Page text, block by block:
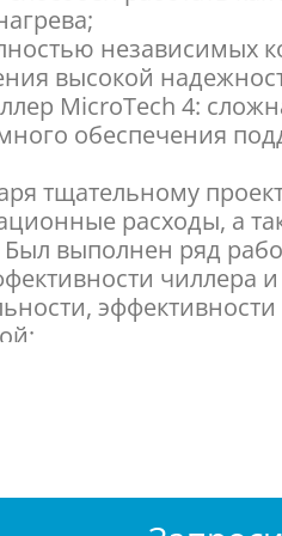
независимых
высокой
MicroTech 4:
обеспечения
тщательному
расходы, а
Был выполнен ряд
чиллера
в течение которого